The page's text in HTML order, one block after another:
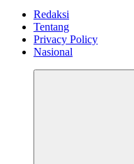
Redaksi
Tentang
Privacy Policy
Nasional